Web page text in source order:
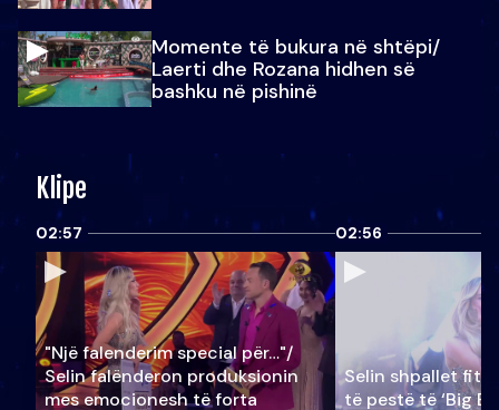
Momente të bukura në shtëpi/
Laerti dhe Rozana hidhen së
bashku në pishinë
Klipe
02:57
"Një falenderim special për…"/
Selin falënderon produksionin
mes emocionesh të forta
02:56
Selin shpallet
të pestë të ‘Big